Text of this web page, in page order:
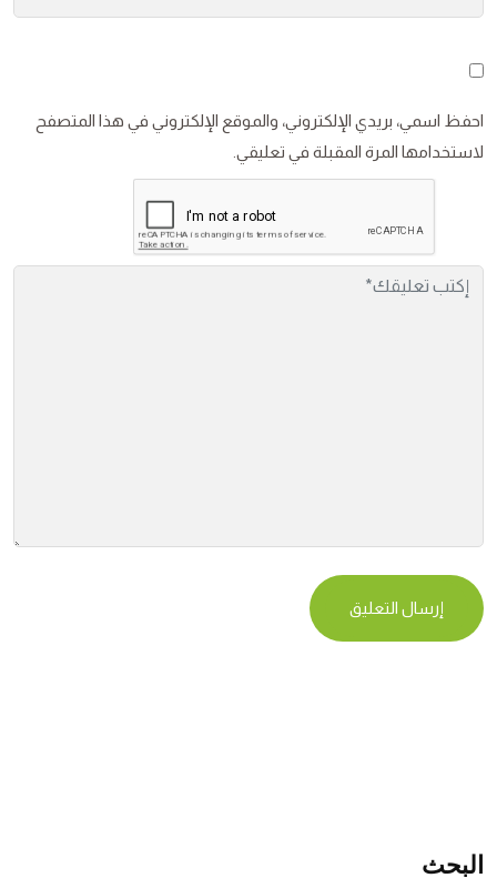
احفظ اسمي، بريدي الإلكتروني، والموقع الإلكتروني في هذا المتصفح
لاستخدامها المرة المقبلة في تعليقي.
البحث